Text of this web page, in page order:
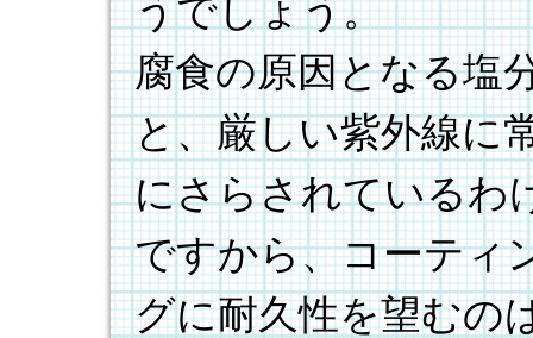
うでしょう。
腐食の原因となる塩
と、厳しい紫外線に
にさらされているわ
ですから、コーティ
グに耐久性を望むの